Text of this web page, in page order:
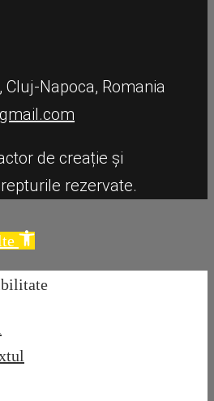
Cluj-Napoca, Romania
de creație și
rezervate.